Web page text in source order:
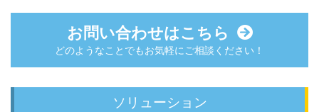
お問い合わせはこちら
どのようなことでもお気軽にご相談ください！
ソリューション